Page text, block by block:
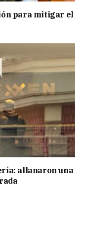
para mitigar el
allanaron una